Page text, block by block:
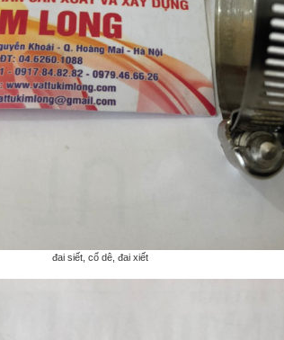
đai siết, cổ dê, đai xiết